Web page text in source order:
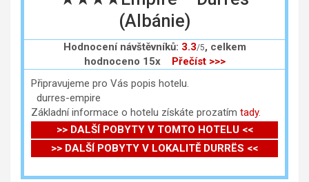
(Albánie)
Hodnocení návštěvníků: 3.3/5, celkem
hodnoceno 15x Přečíst >>>
Připravujeme pro Vás popis hotelu.
durres-empire
Základní informace o hotelu získáte prozatím tady.
>> DALŠÍ POBYTY V TOMTO HOTELU <<
>> DALŠÍ POBYTY V LOKALITĚ DURRËS <<